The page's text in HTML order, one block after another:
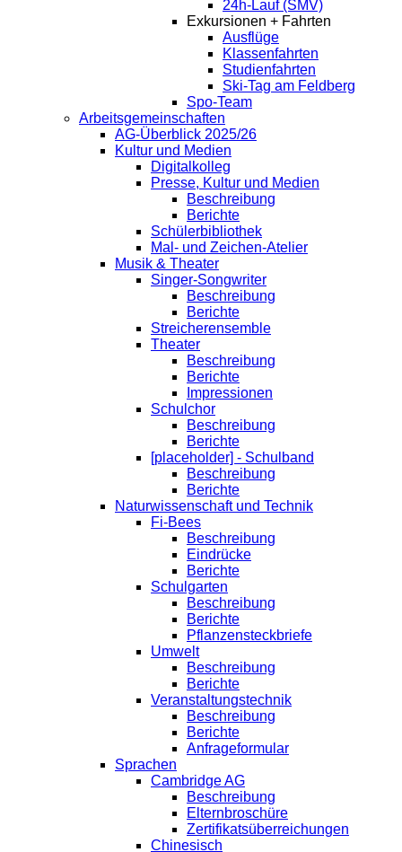
24h-Lauf (SMV)
Exkursionen + Fahrten
Ausflüge
Klassenfahrten
Studienfahrten
Ski-Tag am Feldberg
Spo-Team
Arbeitsgemeinschaften
AG-Überblick 2025/26
Kultur und Medien
Digitalkolleg
Presse, Kultur und Medien
Beschreibung
Berichte
Schülerbibliothek
Mal- und Zeichen-Atelier
Musik & Theater
Singer-Songwriter
Beschreibung
Berichte
Streicherensemble
Theater
Beschreibung
Berichte
Impressionen
Schulchor
Beschreibung
Berichte
[placeholder] - Schulband
Beschreibung
Berichte
Naturwissenschaft und Technik
Fi-Bees
Beschreibung
Eindrücke
Berichte
Schulgarten
Beschreibung
Berichte
Pflanzensteckbriefe
Umwelt
Beschreibung
Berichte
Veranstaltungstechnik
Beschreibung
Berichte
Anfrageformular
Sprachen
Cambridge AG
Beschreibung
Elternbroschüre
Zertifikatsüberreichungen
Chinesisch